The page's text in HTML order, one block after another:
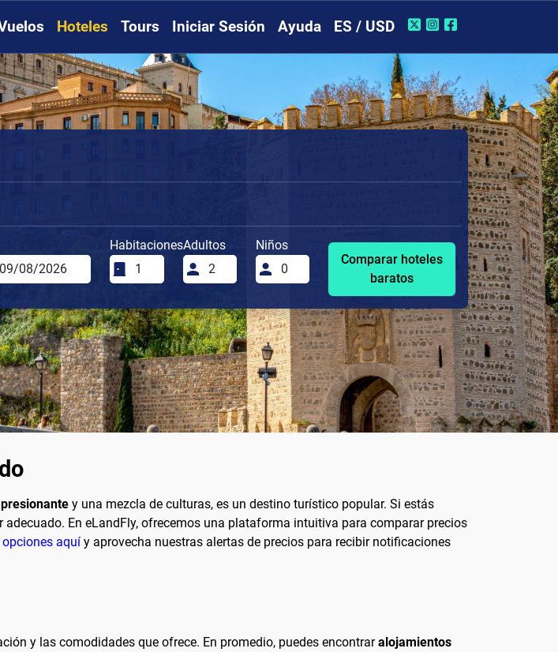
Hoteles Tours Iniciar Sesión Ayuda ES / USD
HabitacionesAdultos
Niños
Comparar hoteles
baratos
y una mezcla de culturas, es un destino turístico popular. Si estás
adecuado. En eLandFly, ofrecemos una plataforma intuitiva para comparar precios
aquí y aprovecha nuestras alertas de precios para recibir notificaciones
y las comodidades que ofrece. En promedio, puedes encontraralojamientos